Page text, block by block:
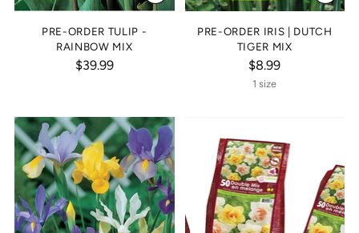
PRE-ORDER TULIP -
RAINBOW MIX
$39.99
PRE-ORDER IRIS | DUTCH
TIGER MIX
$8.99
1 size